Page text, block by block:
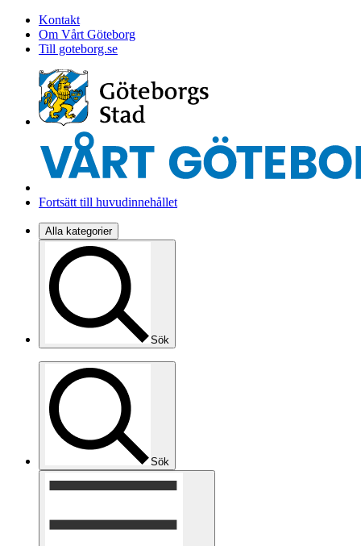
Kontakt
Om Vårt Göteborg
Till goteborg.se
Fortsätt till huvudinnehållet
Alla kategorier
Sök
Sök